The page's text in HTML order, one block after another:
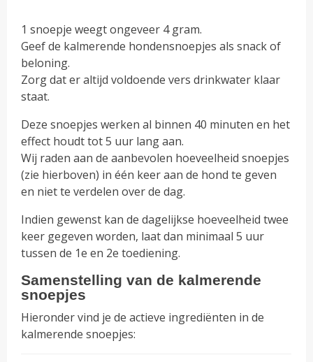
1 snoepje weegt ongeveer 4 gram.
Geef de kalmerende hondensnoepjes als snack of
beloning.
Zorg dat er altijd voldoende vers drinkwater klaar
staat.
Deze snoepjes werken al binnen 40 minuten en het
effect houdt tot 5 uur lang aan.
Wij raden aan de aanbevolen hoeveelheid snoepjes
(zie hierboven) in één keer aan de hond te geven
en niet te verdelen over de dag.
Indien gewenst kan de dagelijkse hoeveelheid twee
keer gegeven worden, laat dan minimaal 5 uur
tussen de 1e en 2e toediening.
Samenstelling van de kalmerende
snoepjes
Hieronder vind je de actieve ingrediënten in de
kalmerende snoepjes: